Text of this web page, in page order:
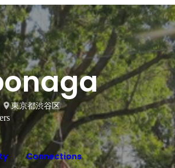
東京都渋谷区
Connections